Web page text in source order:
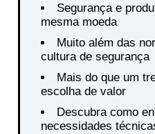
Segurança e
mesma moeda
Muito além das
cultura de segurança
Mais do que um
escolha de valor
Descubra como
necessidades